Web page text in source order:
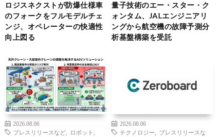
ロジスネクストが防爆仕様車
のフォークをフルモデルチェ
ンジ、オペレーターの快適性
向上図る
量子技術のエー・スター・ク
ォンタム、JALエンジニアリ
ングから航空機の故障予測分
析基盤構築を受託
2026.08.06
プレスリリースなど
ロボット
2026.08.06
テクノロジー
プレスリリースな